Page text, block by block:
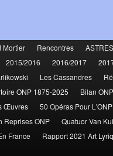
Mortier Rencontres ASTRES
2015/2016 2016/2017
Les Cassandres
ONP 1875-2025 Bilan
Œuvres 50 Opéras Pour L'ONP
Reprises ONP Quatuor Van
France Rapport 2021 Art